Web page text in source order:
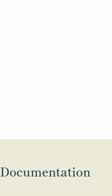
Documentation